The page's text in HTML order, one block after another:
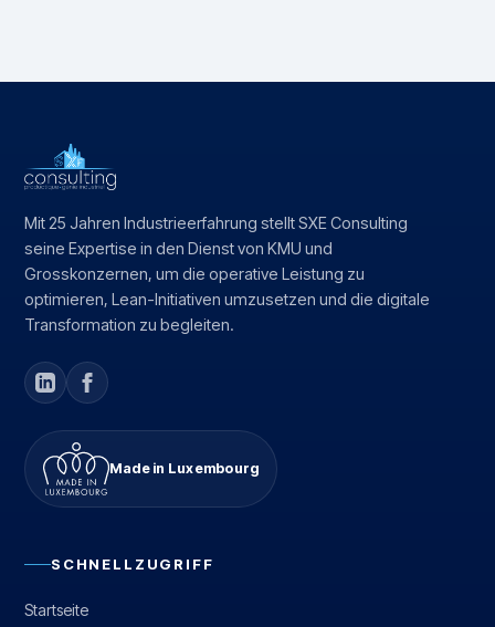
Mit 25 Jahren Industrieerfahrung stellt SXE Consulting
seine Expertise in den Dienst von KMU und
Grosskonzernen, um die operative Leistung zu
optimieren, Lean-Initiativen umzusetzen und die digitale
Transformation zu begleiten.
Made in Luxembourg
SCHNELLZUGRIFF
Startseite